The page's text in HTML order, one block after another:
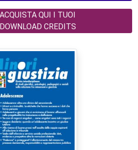
ACQUISTA QUI I TUOI
DOWNLOAD CREDITS